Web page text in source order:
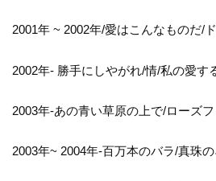
2001年 ~ 2002年/愛はこんなものだ/
2002年- 勝手にしやがれ/情/私の愛す
2003年-あの青い草原の上で/ローズ
2003年~ 2004年-百万本のバラ/真珠